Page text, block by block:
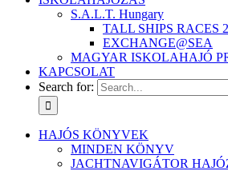
S.A.L.T. Hungary
TALL SHIPS RACES
EXCHANGE@SEA
MAGYAR ISKOLAHAJÓ
KAPCSOLAT
Search for:
HAJÓS KÖNYVEK
MINDEN KÖNYV
JACHTNAVIGÁTOR